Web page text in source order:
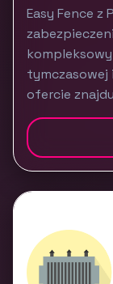
Easy Fence z
ofercie